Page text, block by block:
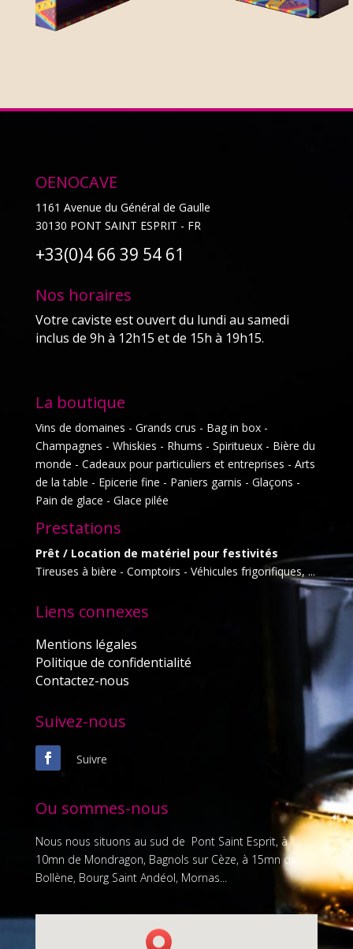
OENOCAVE
1161 Avenue du Général de Gaulle
30130 PONT SAINT ESPRIT - FR
+33(0)4 66 39 54 61
Nos horaires
Votre caviste est ouvert du lundi au samedi
inclus de 9h à 12h15 et de 15h à 19h15.
La boutique
Vins de domaines - Grands crus - Bag in box -
Champagnes - Whiskies - Rhums - Spiritueux - Bière du
monde - Cadeaux pour particuliers et entreprises - Arts
de la table - Epicerie fine - Paniers garnis - Glaçons -
Pain de glace - Glace pilée
Prestations
Prêt / Location de matériel pour festivités
Tireuses à bière - Comptoirs - Véhicules frigorifiques, ...
Liens connexes
Mentions légales
Politique de confidentialité
Contactez-nous
Suivez-nous
Suivre
Ou sommes-nous
Nous nous situons au sud de Pont Saint Esprit, à
10mn de Mondragon, Bagnols sur Cèze, à 15mn de
Bollène, Bourg Saint Andéol, Mornas...